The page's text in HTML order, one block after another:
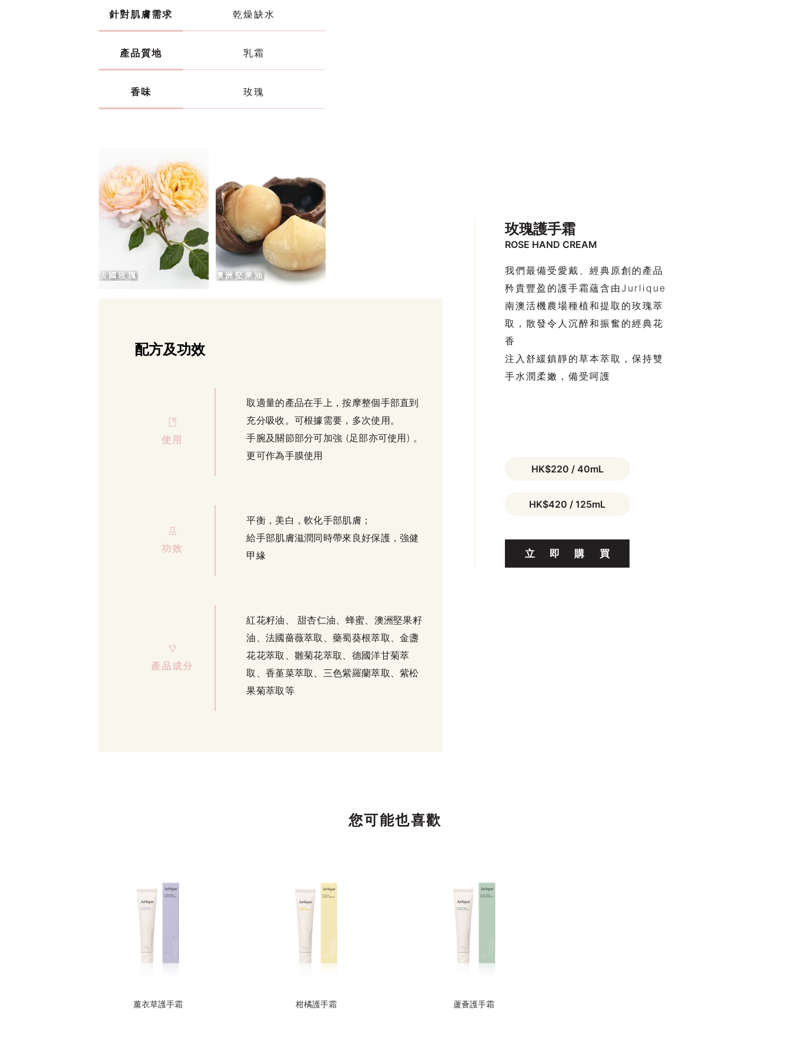
玫瑰護手霜
ROSE HAND CREAM
我們最備受愛戴、經典原創的產品
矜貴豐盈的護手霜蘊含由Jurlique
南澳活機農場種植和提取的玫瑰萃
取，散發令人沉醉和振奮的經典花
香
注入舒緩鎮靜的草本萃取，保持雙
手水潤柔嫩，備受呵護
HK$220 / 40mL
HK$420 / 125mL
立 即 購 買
針對肌膚需求 乾燥缺水
產品質地 乳霜
香味 玫瑰
法國玫瑰 澳洲堅果油
配方及功效
使用
取適量的產品在手上，按摩整個手部直到
充分吸收。可根據需要，多次使用。
手腕及關節部分可加強 (足部亦可使用) 。
更可作為手膜使用
功效
平衡，美白，軟化手部肌膚；
給手部肌膚滋潤同時帶來良好保護，強健
甲緣
產品成分
紅花籽油、 甜杏仁油、蜂蜜、澳洲堅果籽
油、法國薔薇萃取、藥蜀葵根萃取、金盞
花花萃取、雛菊花萃取、德國洋甘菊萃
取、香堇菜萃取、三色紫羅蘭萃取、紫松
果菊萃取等
您可能也喜歡
薰衣草護手霜 柑橘護手霜 蘆薈護手霜